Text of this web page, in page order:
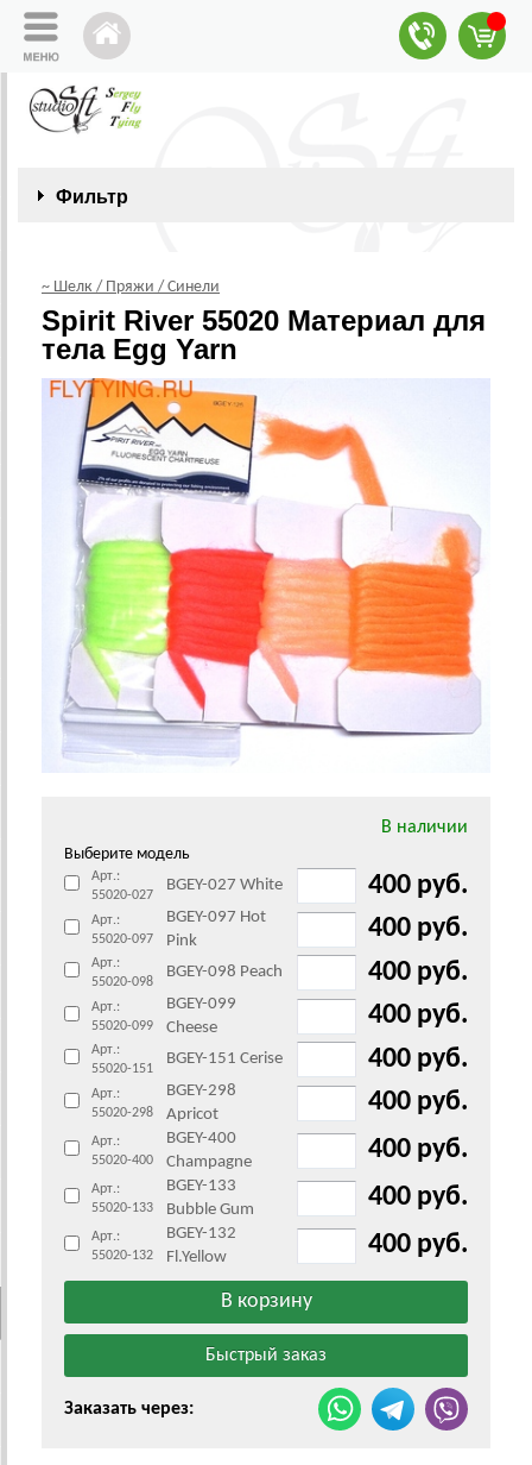
Фильтр
~ Шелк / Пряжи / Синели
Spirit River 55020 Материал для
тела Egg Yarn
В наличии
Выберите модель
Арт.:
55020-027
BGEY-027 White 400 руб.
Арт.:
55020-097
BGEY-097 Hot
Pink
400 руб.
Арт.:
55020-098
BGEY-098 Peach 400 руб.
Арт.:
55020-099
BGEY-099
Cheese
400 руб.
Арт.:
55020-151
BGEY-151 Cerise 400 руб.
Арт.:
55020-298
BGEY-298
Apricot
400 руб.
Арт.:
55020-400
BGEY-400
Champagne
400 руб.
Арт.:
55020-133
BGEY-133
Bubble Gum
400 руб.
Арт.:
55020-132
BGEY-132
Fl.Yellow
400 руб.
Заказать через: